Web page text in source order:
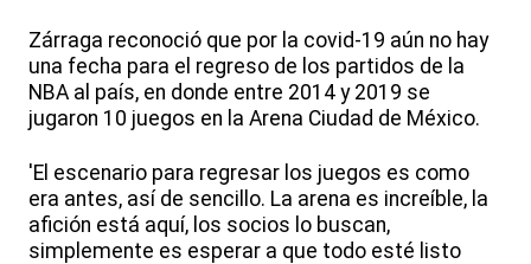
Zárraga reconoció que por la covid-19 aún no hay
una fecha para el regreso de los partidos de la
NBA al país, en donde entre 2014 y 2019 se
jugaron 10 juegos en la Arena Ciudad de México.
'El escenario para regresar los juegos es como
era antes, así de sencillo. La arena es increíble, la
afición está aquí, los socios lo buscan,
simplemente es esperar a que todo esté listo